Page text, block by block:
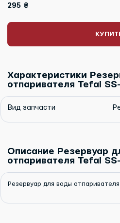
295 ₴
Характеристики
отпаривателя Tefal
Вид запчасти
Описание Резервуар
отпаривателя Tefal
Резервуар для воды